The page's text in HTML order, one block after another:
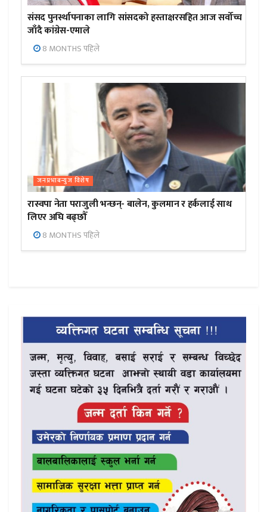
संसद पुनर्स्थापनाका लागि सांसदको हस्ताक्षरसहित आज सर्वोच्च
जाँदै कांग्रेस-एमाले
8 MONTHS पहिले
जनप्रभाबन्युज विशेष
रास्वपा नेता पराजुली भन्छन्- बालेन, कुलमान र हर्कलाई साथ
लिएर अघि बढ्छौँ
8 MONTHS पहिले